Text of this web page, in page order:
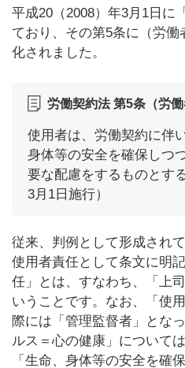
平成20（2008）年3月1日に
ており、その第5条に（労
化されました。
労働契約法 第5条（労働
使用者は、労働契約に伴
身体等の安全を確保しつ
要な配慮をするものとす
3月1日施行）
従来、判例として形成され
使用者責任として条文に明
任」とは、すなわち、「上
いうことです。なお、「使
際には「管理監督者」とな
ルス＝心の健康」について
「生命、身体等の安全を